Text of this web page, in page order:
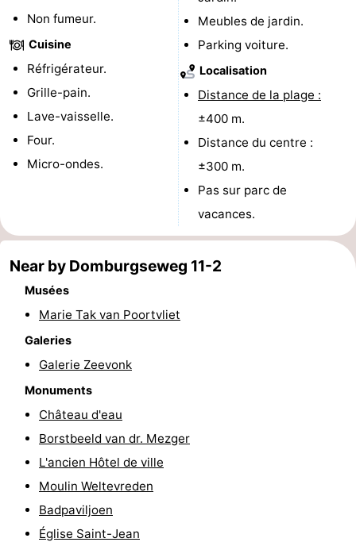
guidées
Sports
Piscines
-
Manèges
Terrains
golf
Sportive
Equitation
Conduite
l'anneau
Boire
manger
Événements
Pratiques
Forum
Non fumeur.
Cuisine
Réfrigérateur.
Grille-pain.
Lave-vaisselle.
Four.
Micro-ondes.
Meubles de jardin.
Parking voiture.
Localisation
Distance de la plage :
±400 m.
Distance du centre :
±300 m.
Pas sur parc de
vacances.
Near by Domburgseweg 11-2
Musées
Marie Tak van Poortvliet
Galeries
Galerie Zeevonk
Monuments
Château d'eau
Borstbeeld van dr. Mezger
L'ancien Hôtel de ville
Moulin Weltevreden
Badpaviljoen
Église Saint-Jean